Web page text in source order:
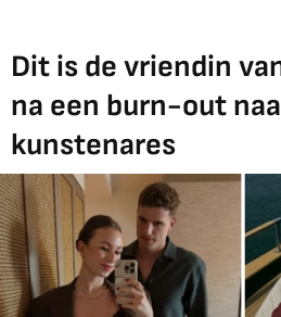
Dit is de vriendin
na een burn-out
kunstenares